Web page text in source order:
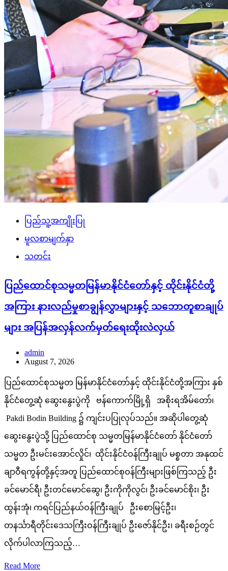
ပြည်သူ့အကျိုးပြု
မူလစာမျက်နှာ
သတင်း
ပြည်ထောင်စုသမ္မတမြန်မာနိုင်ငံတော်နှင့် ထိုင်းနိုင်ငံတို့
အကြား နားလည်မှုစာချွန်လွှာများနှင့် သဘောတူစာချုပ်
များ အပြန်အလှန်လက်မှတ်ရေးထိုးလဲလှယ်
admin
August 7, 2026
ပြည်ထောင်စုသမ္မတ မြန်မာနိုင်ငံတော်နှင့် ထိုင်းနိုင်ငံတို့အကြား နှစ်
နိုင်ငံတွေ့ဆုံ ဆွေးနွေးပွဲကို ဗန်ကောက်မြို့ရှိ အစိုးရအိမ်တော်၊
Pakdi Bodin Building ၌ ကျင်းပပြုလုပ်သည်။ အဆိုပါတွေ့ဆုံ
ဆွေးနွေးပွဲသို့ ပြည်ထောင်စု သမ္မတမြန်မာနိုင်ငံတော် နိုင်ငံတော်
သမ္မတ ဦးမင်းအောင်လှိုင်၊ ထိုင်းနိုင်ငံဝန်ကြီးချုပ် မစ္စတာ အနုထင်
ချာဝီရကွန်တို့နှင့်အတူ ပြည်ထောင်စုဝန်ကြီးများဖြစ်ကြသည့် ဦး
ခင်မောင်ရီ၊ ဦးတင်မောင်ဆွေ၊ ဦးကိုကိုလွင်၊ ဦးခင်မောင်စိုး၊ ဦး
ထွန်းအုံ၊ ကရင်ပြည်နယ်ဝန်ကြီးချုပ် ဦးစောမြင့်ဦး၊
တနင်္သာရီတိုင်းဒေသကြီးဝန်ကြီးချုပ် ဦးဇော်နိုင်ဦး၊ ခရီးစဉ်တွင်
လိုက်ပါလာကြသည့်…
Read More